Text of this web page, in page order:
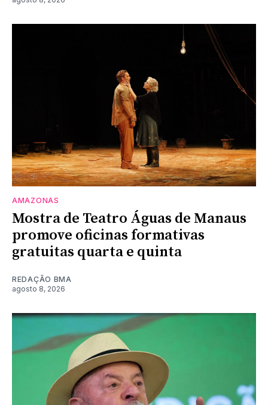
AMAZONAS
Mostra de Teatro Águas de Manaus
promove oficinas formativas
gratuitas quarta e quinta
REDAÇÃO BMA
agosto 8, 2026